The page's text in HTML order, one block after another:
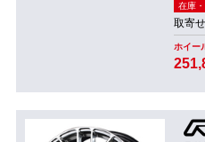
在庫
取寄
ホイー